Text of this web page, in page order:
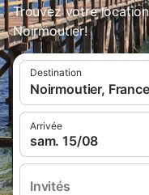
Trouvez votre
Noirmoutier!
Destination
Noirmoutier, France
Arrivée
sam. 15/08
Invités